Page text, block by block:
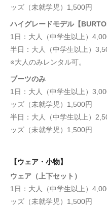
ッズ（未就学児）1,500円
ハイグレードモデル【
1日：大人（中学生以上）
半日：大人（中学生以上）
※大人のみレンタル可。
ブーツのみ
1日：大人（中学生以上）
ッズ（未就学児）1,500円
半日：大人（中学生以上）
ッズ（未就学児）1,500円
【ウェア・小物】
ウェア（上下セット）
1日：大人（中学生以上）
ッズ（未就学児）1,500円